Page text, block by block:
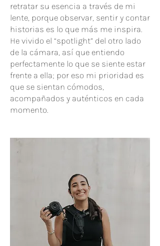
retratar su esencia a través de mi
lente, porque observar, sentir y contar
historias es lo que más me inspira.
He vivido el “spotlight” del otro lado
de la cámara, así que entiendo
perfectamente lo que se siente estar
frente a ella; por eso mi prioridad es
que se sientan cómodos,
acompañados y auténticos en cada
momento.